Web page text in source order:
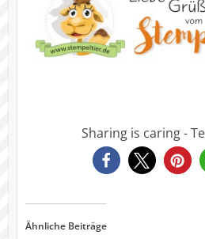
Sharing is caring -
25
Ähnliche Beiträge